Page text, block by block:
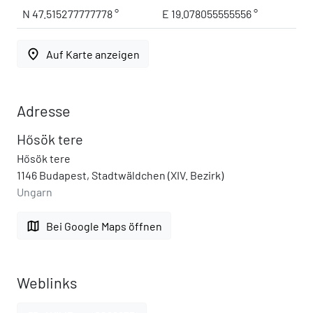
N 47.515277777778 ° E 19.078055555556 °
place Auf Karte anzeigen
Adresse
Hősök tere
Hősök tere
1146 Budapest, Stadtwäldchen (XIV. Bezirk)
Ungarn
map Bei Google Maps öffnen
Weblinks